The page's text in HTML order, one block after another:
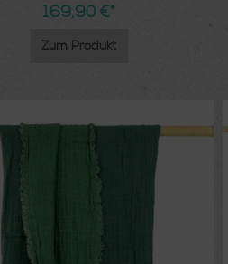
169,90 €*
Zum Produkt